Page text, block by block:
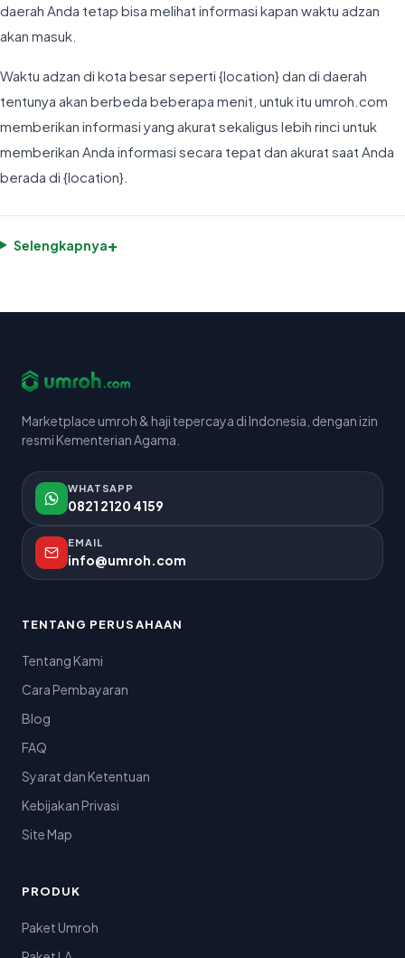
daerah Anda tetap bisa melihat informasi kapan waktu adzan
akan masuk.
Waktu adzan di kota besar seperti {location} dan di daerah
tentunya akan berbeda beberapa menit, untuk itu umroh.com
memberikan informasi yang akurat sekaligus lebih rinci untuk
memberikan Anda informasi secara tepat dan akurat saat Anda
berada di {location}.
Selengkapnya+
Marketplace umroh & haji tepercaya di Indonesia, dengan izin
resmi Kementerian Agama.
WHATSAPP
0821 2120 4159
EMAIL
info@umroh.com
TENTANG PERUSAHAAN
Tentang Kami
Cara Pembayaran
Blog
FAQ
Syarat dan Ketentuan
Kebijakan Privasi
Site Map
PRODUK
Paket Umroh